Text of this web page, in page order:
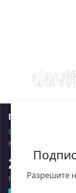
Разрешите
Пила садова
В наявності
Код: 000123177
224
Мінімальна сума